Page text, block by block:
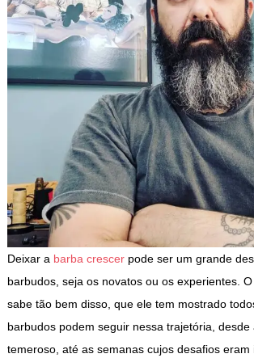
Deixar a barba crescerpode ser um grande
barbudos, seja os novatos ou os experientes.
sabe tão bem disso, que ele tem mostrado
barbudos podem seguir nessa trajetória, desde
temeroso, até as semanas cujos desafios eram